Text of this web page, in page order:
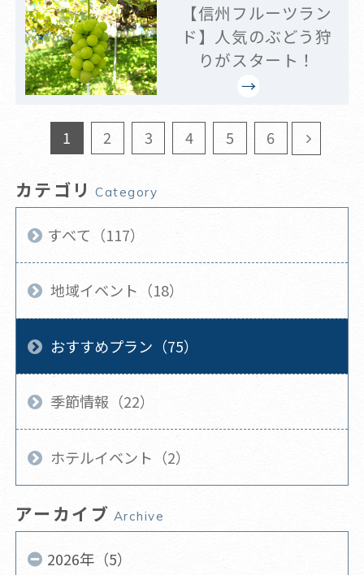
【信州フルーツラン
ド】人気のぶどう狩
りがスタート！
1 2 3 4 5 6
カテゴリ Category
すべて（117）
地域イベント（18）
おすすめプラン（75）
季節情報（22）
ホテルイベント（2）
アーカイブ Archive
2026年（5）